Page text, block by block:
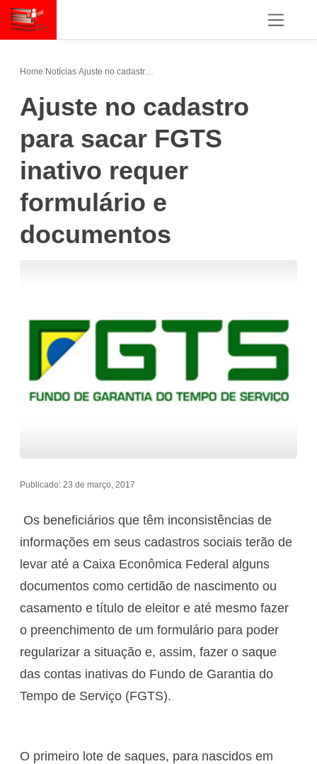
Home/Notícias/
Ajuste no cadastro
para sacar FGTS
inativo requer
formulário e
documentos
Publicado: 23 de março, 2017
Os beneficiários que têm inconsistências de
informações em seus cadastros sociais terão de
levar até a Caixa Econômica Federal alguns
documentos como certidão de nascimento ou
casamento e título de eleitor e até mesmo fazer
o preenchimento de um formulário para poder
regularizar a situação e, assim, fazer o saque
das contas inativas do Fundo de Garantia do
Tempo de Serviço (FGTS).
O primeiro lote de saques, para nascidos em